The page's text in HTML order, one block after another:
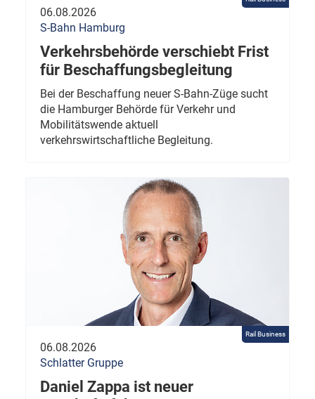
06.08.2026
S-Bahn Hamburg
Verkehrsbehörde verschiebt Frist
für Beschaffungsbegleitung
Bei der Beschaffung neuer S-Bahn-Züge sucht
die Hamburger Behörde für Verkehr und
Mobilitätswende aktuell
verkehrswirtschaftliche Begleitung.
Rail Business
06.08.2026
Schlatter Gruppe
Daniel Zappa ist neuer